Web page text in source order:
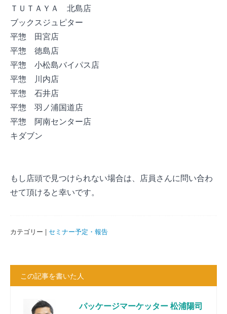
ＴＵＴＡＹＡ 北島店
ブックスジュピター
平惣 田宮店
平惣 徳島店
平惣 小松島バイパス店
平惣 川内店
平惣 石井店
平惣 羽ノ浦国道店
平惣 阿南センター店
キダブン
もし店頭で見つけられない場合は、店員さんに問い合わ
せて頂けると幸いです。
カテゴリー | セミナー予定・報告
この記事を書いた人
パッケージマーケッター 松浦陽司